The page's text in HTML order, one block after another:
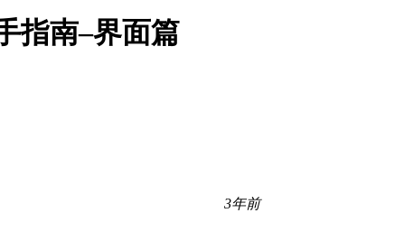
指南–界面篇
3年前